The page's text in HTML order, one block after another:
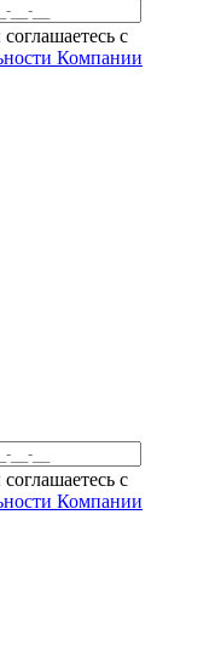
c
Компании
c
Компании